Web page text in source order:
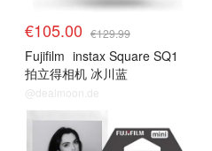
€105.00 €129.99
Fujifilm instax Square SQ1
拍立得相机 冰川蓝
@dealmoon.de